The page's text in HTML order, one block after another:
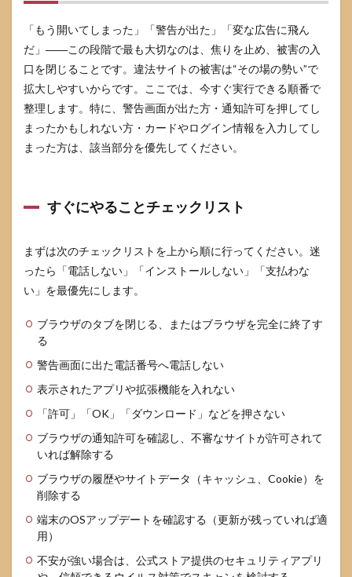
「もう開いてしまった」「警告が出た」「変な広告に飛ん
だ」――この段階で最も大切なのは、焦りを止め、被害の入
口を閉じることです。違法サイトの被害は“その場の勢い”で
拡大しやすいからです。ここでは、今すぐ実行できる順番で
整理します。特に、警告画面が出た方・通知許可を押してし
まったかもしれない方・カードやログイン情報を入力してし
まった方は、該当部分を優先してください。
すぐにやることチェックリスト
まずは次のチェックリストを上から順に行ってください。迷
ったら「電話しない」「インストールしない」「支払わな
い」を最優先にします。
ブラウザのタブを閉じる、またはブラウザを完全に終了す
る
警告画面に出た電話番号へ電話しない
表示されたアプリや拡張機能を入れない
「許可」「OK」「ダウンロード」などを押さない
ブラウザの通知許可を確認し、不審なサイトが許可されて
いれば解除する
ブラウザの履歴やサイトデータ（キャッシュ、Cookie）を
削除する
端末のOSアップデートを確認する（更新が残っていれば適
用）
不安が強い場合は、公式ストア提供のセキュリティアプリ